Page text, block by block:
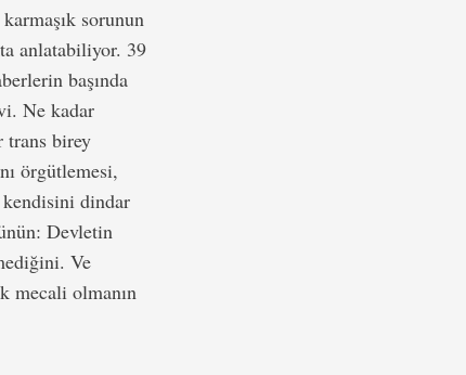
sorunun
anlatabiliyor. 39
başında
Ne kadar
trans birey
örgütlemesi,
kendisini dindar
Devletin
Ve
mecali olmanın